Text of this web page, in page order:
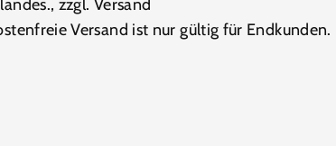
zzgl. Versand
Versand ist nur gültig für Endkunden.